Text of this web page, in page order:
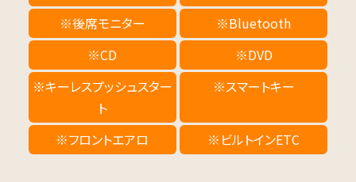
※後席モニター
※Bluetooth
※CD
※DVD
※キーレスプッシュスター
ト
※スマートキー
※フロントエアロ ※ビルトインETC